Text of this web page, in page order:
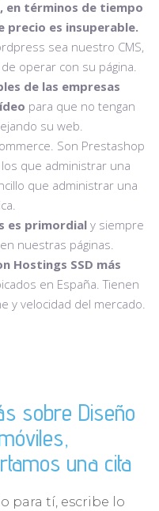
en términos de tiempo
precio es insuperable.
sea nuestro CMS,
operar con su página.
de las empresas
para que no tengan
su web.
Son Prestashop
que administrar una
que administrar una
es primordial y siempre
nuestras páginas.
Hostings SSD más
en España. Tienen
y velocidad del mercado.
sobre Diseño
una cita
para tí, escribe lo